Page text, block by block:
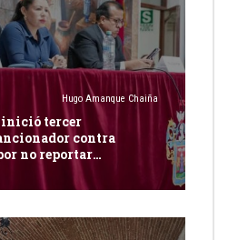
Hugo Amanque Chaiña
inició tercer
contra
no reportar